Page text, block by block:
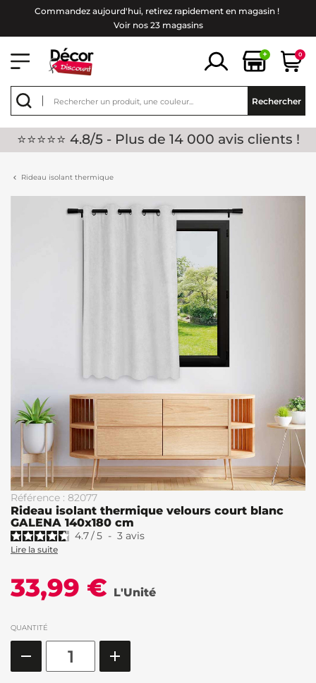
Commandez aujourd'hui, retirez rapidement en magasin !
Voir nos 23 magasins
+ 0
Rechercher
⭐⭐⭐⭐⭐ 4.8/5 - Plus de 14 000 avis clients !
Rideau isolant thermique
Référence : 82077
Rideau isolant thermique velours court blanc
GALENA 140x180 cm
4.7/5 - 3 avis
Lire la suite
33,99 € L'Unité
QUANTITÉ